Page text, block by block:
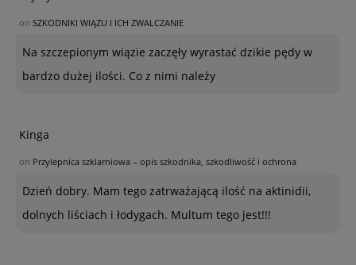
on SZKODNIKI WIĄZU I ICH ZWALCZANIE
Na szczepionym wiązie zaczęły wyrastać dzikie pędy w
bardzo dużej ilości. Co z nimi należy
Kinga
on Przylepnica szklarniowa – opis szkodnika, szkodliwość i ochrona
Dzień dobry. Mam tego zatrważającą ilość na aktinidii,
dolnych liściach i łodygach. Multum tego jest!!!